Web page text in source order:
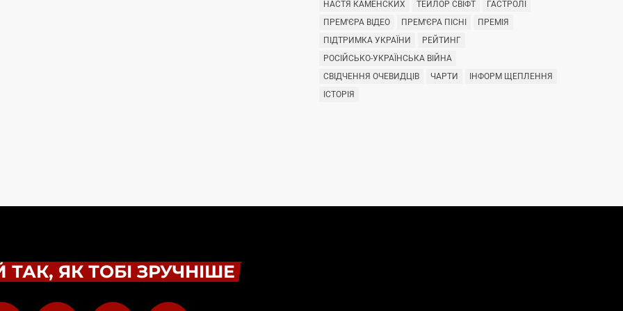
НАСТЯ КАМЕНСКИХ
ТЕЙЛОР СВІФТ
ГАСТРОЛІ
ПРЕМ'ЄРА ВІДЕО
ПРЕМ'ЄРА ПІСНІ
ПРЕМІЯ
ПІДТРИМКА УКРАЇНИ
РЕЙТИНГ
РОСІЙСЬКО-УКРАЇНСЬКА ВІЙНА
СВІДЧЕННЯ ОЧЕВИДЦІВ
ЧАРТИ
ІНФОРМ ЩЕПЛЕННЯ
ІСТОРІЯ
ТАК, ЯК ТОБІ ЗРУЧНІШЕ